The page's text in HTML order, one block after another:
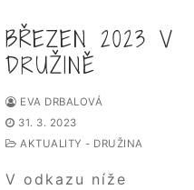
BŘEZEN 2023 V
DRUŽINĚ
EVA DRBALOVÁ
31. 3. 2023
AKTUALITY - DRUŽINA
V odkazu níže